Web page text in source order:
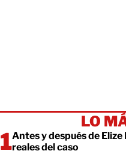
LO
Antes y después de
reales del caso